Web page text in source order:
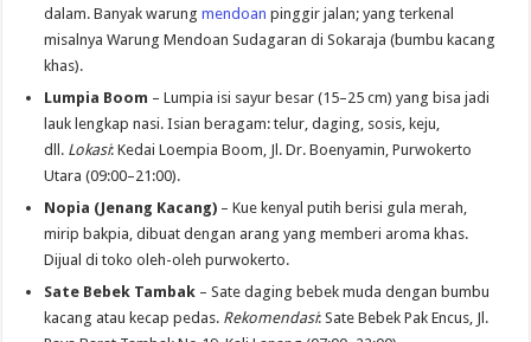
dalam. Banyak warungmendoanpinggir jalan; yang terkenal
misalnya Warung Mendoan Sudagaran di Sokaraja (bumbu kacang
khas).
Lumpia Boom – Lumpia isi sayur besar (15–25 cm) yang bisa jadi
lauk lengkap nasi. Isian beragam: telur, daging, sosis, keju,
dll. Lokasi: Kedai Loempia Boom, Jl. Dr. Boenyamin, Purwokerto
Utara (09:00–21:00).
Nopia (Jenang Kacang) – Kue kenyal putih berisi gula merah,
mirip bakpia, dibuat dengan arang yang memberi aroma khas.
Dijual di toko oleh-oleh purwokerto.
Sate Bebek Tambak – Sate daging bebek muda dengan bumbu
kacang atau kecap pedas. Rekomendasi: Sate Bebek Pak Encus, Jl.